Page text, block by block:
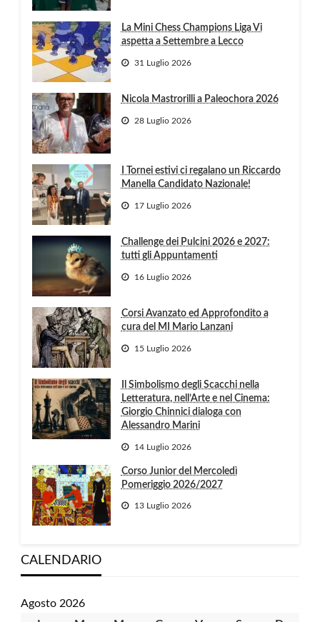
La Mini Chess Champions Liga Vi
aspetta a Settembre a Lecco
31 Luglio 2026
Nicola Mastrorilli a Paleochora 2026
28 Luglio 2026
I Tornei estivi ci regalano un Riccardo
Manella Candidato Nazionale!
17 Luglio 2026
Challenge dei Pulcini 2026 e 2027:
tutti gli Appuntamenti
16 Luglio 2026
Corsi Avanzato ed Approfondito a
cura del MI Mario Lanzani
15 Luglio 2026
Il Simbolismo degli Scacchi nella
Letteratura, nell’Arte e nel Cinema:
Giorgio Chinnici dialoga con
Alessandro Marini
14 Luglio 2026
Corso Junior del Mercoledì
Pomeriggio 2026/2027
13 Luglio 2026
CALENDARIO
Agosto 2026